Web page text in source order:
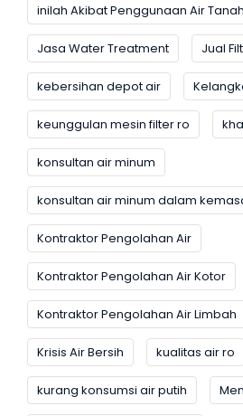
inilah Akibat Penggunaan Air
Jasa Water Treatment Jual
kebersihan depot air
keunggulan mesin filter ro
konsultan air minum
konsultan air minum dalam
Kontraktor Pengolahan Air
Kontraktor Pengolahan Air Kotor
Kontraktor Pengolahan Air Limbah
Krisis Air Bersih kualitas air ro
kurang konsumsi air putih